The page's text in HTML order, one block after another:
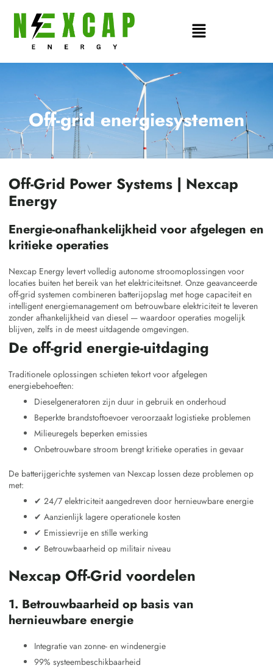
Inhalt
springen
Main
Menu
Off-grid energiesystemen
Off-Grid Power Systems | Nexcap
Energy
Energie-onafhankelijkheid voor afgelegen en
kritieke operaties
Nexcap Energy levert volledig autonome stroomoplossingen voor
locaties buiten het bereik van het elektriciteitsnet. Onze geavanceerde
off-grid systemen combineren batterijopslag met hoge capaciteit en
intelligent energiemanagement om betrouwbare elektriciteit te leveren
zonder afhankelijkheid van diesel — waardoor operaties mogelijk
blijven, zelfs in de meest uitdagende omgevingen.
De off-grid energie-uitdaging
Traditionele oplossingen schieten tekort voor afgelegen
energiebehoeften:
Dieselgeneratoren zijn duur in gebruik en onderhoud
Beperkte brandstoftoevoer veroorzaakt logistieke problemen
Milieuregels beperken emissies
Onbetrouwbare stroom brengt kritieke operaties in gevaar
De batterijgerichte systemen van Nexcap lossen deze problemen op
met:
✔ 24/7 elektriciteit aangedreven door hernieuwbare energie
✔ Aanzienlijk lagere operationele kosten
✔ Emissievrije en stille werking
✔ Betrouwbaarheid op militair niveau
Nexcap Off-Grid voordelen
1. Betrouwbaarheid op basis van
hernieuwbare energie
Integratie van zonne- en windenergie
99% systeembeschikbaarheid